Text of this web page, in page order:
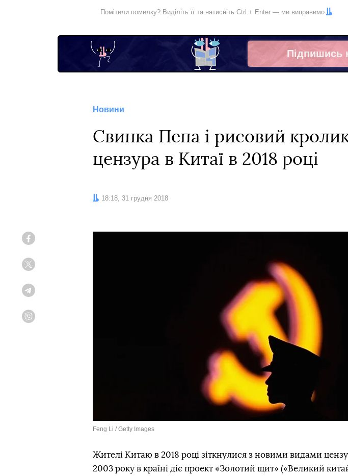
Помітили помилку? Виділіть її та натисніть Ctrl + Enter — ми виправимо
Підпишись
Telegram
Новини
Свинка Пепа і рисовий
цензура в Китаї в 2018 році
Дата:
18:18, 31 грудня 2018
Feng Li / Getty Images
Жителі Китаю в 2018 році зіткнулися з новими видами
2003 року в країні діє проект «Золотий щит» («Великий